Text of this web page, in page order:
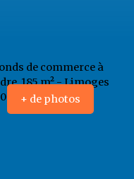
+ de photos